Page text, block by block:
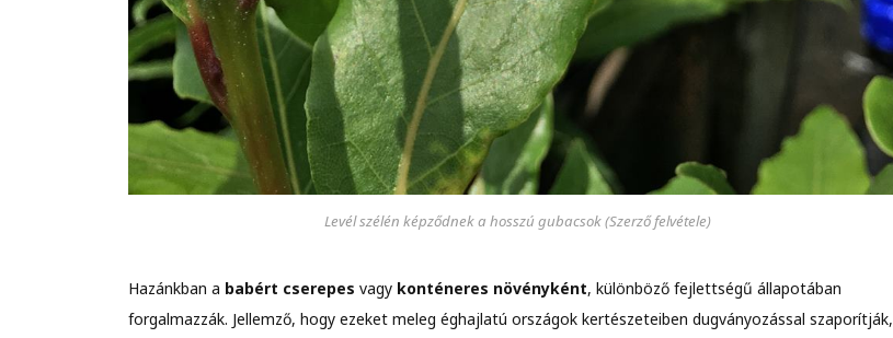
Levél szélén képződnek a hosszú gubacsok (Szerző felvétele)
Hazánkban a babért cserepes vagy konténeres növényként, különböző fejlettségű állapotában
forgalmazzák. Jellemző, hogy ezeket meleg éghajlatú országok kertészeteiben dugványozással szaporítják,